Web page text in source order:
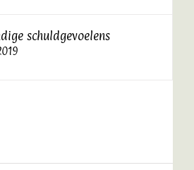
schuldgevoelens